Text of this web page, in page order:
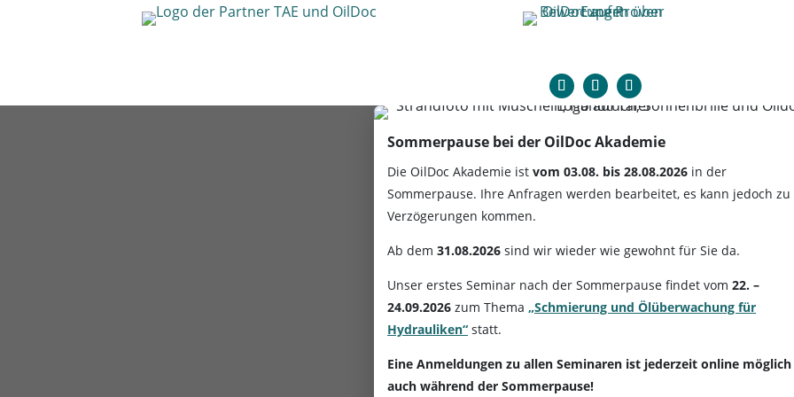
Sommerpause bei der OilDoc Akademie
Die OilDoc Akademie ist vom 03.08. bis 28.08.2026 in der
Sommerpause. Ihre Anfragen werden bearbeitet, es kann jedoch zu
Verzögerungen kommen.
Ab dem 31.08.2026 sind wir wieder wie gewohnt für Sie da.
Unser erstes Seminar nach der Sommerpause findet vom 22. –
24.09.2026 zum Thema „Schmierung und Ölüberwachung für
Hydrauliken“ statt.
Eine Anmeldungen zu allen Seminaren ist jederzeit online möglich
auch während der Sommerpause!